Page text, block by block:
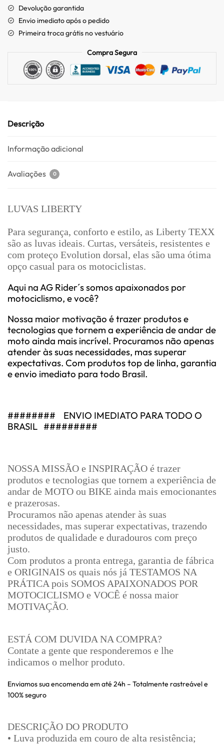
Devolução garantida
Envio imediato após o pedido
Primeira troca grátis no vestuário
Compra Segura
Descrição
Informação adicional
Avaliações 0
LUVAS LIBERTY
Para segurança, conforto e estilo, as Liberty TEXX
são as luvas ideais. Curtas, versáteis, resistentes e
com proteço Evolution dorsal, elas são uma ótima
opço casual para os motociclistas.
Aqui na AG Rider´s somos apaixonados por
motociclismo, e você?
Nossa maior motivação é trazer produtos e
tecnologias que tornem a experiência de andar de
moto ainda mais incrível. Procuramos não apenas
atender às suas necessidades, mas superar
expectativas. Com produtos top de linha, garantia
e envio imediato para todo Brasil.
########
ENVIO IMEDIATO PARA TODO O
BRASIL #########
NOSSA MISSÃO e INSPIRAÇÃO é trazer
produtos e tecnologias que tornem a experiência de
andar de MOTO ou BIKE ainda mais emocionantes
e prazerosas.
Procuramos não apenas atender às suas
necessidades, mas superar expectativas, trazendo
produtos de qualidade e duradouros com preço
justo.
Com produtos a pronta entrega, garantia de fábrica
e ORIGINAIS os quais nós já TESTAMOS NA
PRÁTICA pois SOMOS APAIXONADOS POR
MOTOCICLISMO e VOCÊ é nossa maior
MOTIVAÇÃO.
ESTÁ COM DUVIDA NA COMPRA?
Contate a gente que responderemos e lhe
indicamos o melhor produto.
Enviamos sua encomenda em até 24h – Totalmente rastreável e
100% seguro
DESCRIÇÃO DO PRODUTO
• Luva produzida em couro de alta resistência;